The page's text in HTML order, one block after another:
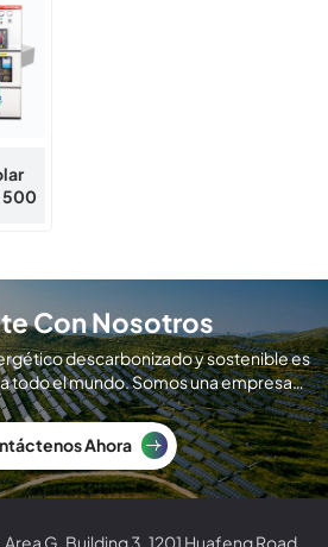
500
Con Nosotros
descarbonizado y sostenible es
todo el mundo. Somos una empresa
de módulos solares.
Ahora
G, Building 3, 1201 Huafeng Road